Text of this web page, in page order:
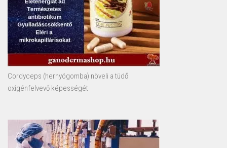
Cordyceps (hernyógomba) növeli a tüdő
oxigénfelvevő képességét